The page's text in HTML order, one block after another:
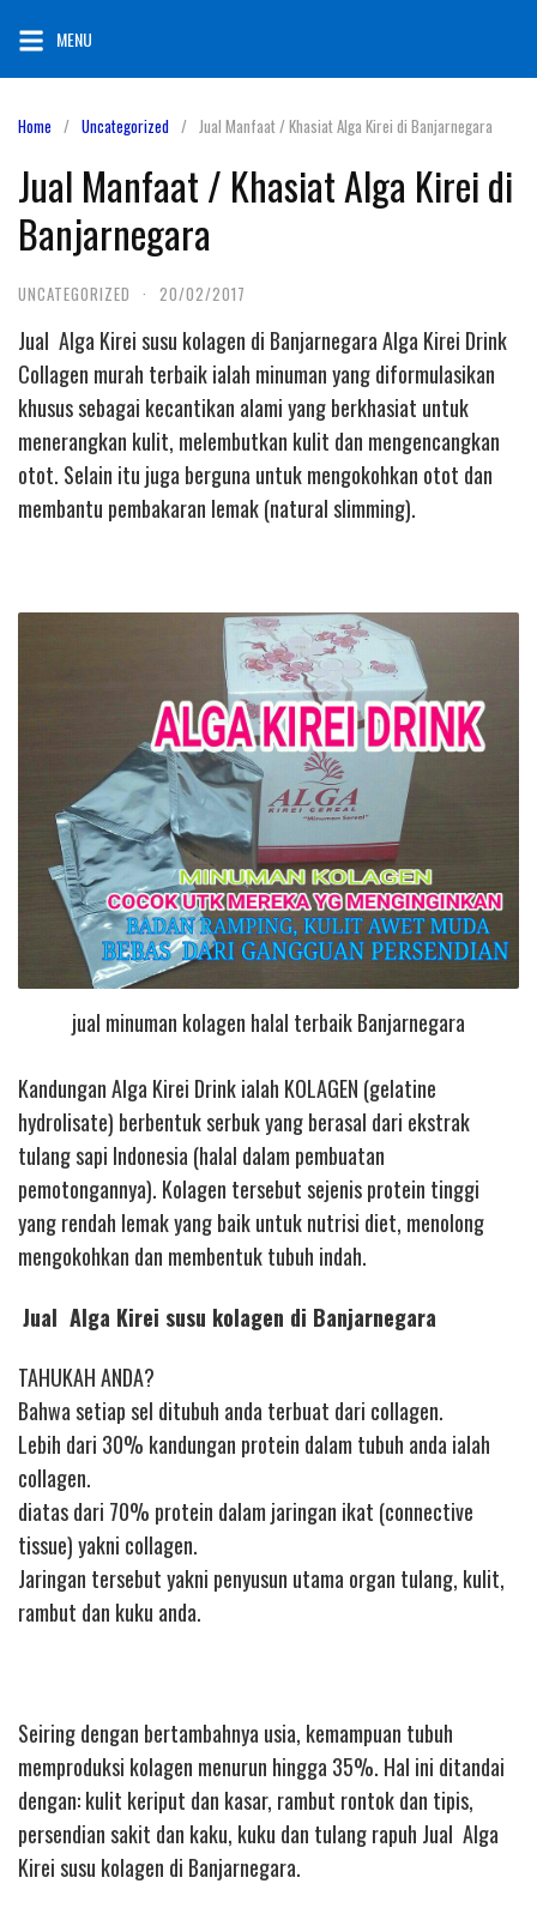
content
MENU
Home Uncategorized Jual Manfaat / Khasiat Alga Kirei di Banjarnegara
Jual Manfaat / Khasiat Alga Kirei di
Banjarnegara
UNCATEGORIZED · 20/02/2017
Jual Alga Kirei susu kolagen di Banjarnegara Alga Kirei Drink
Collagen murah terbaik ialah minuman yang diformulasikan
khusus sebagai kecantikan alami yang berkhasiat untuk
menerangkan kulit, melembutkan kulit dan mengencangkan
otot. Selain itu juga berguna untuk mengokohkan otot dan
membantu pembakaran lemak (natural slimming).
jual minuman kolagen halal terbaik Banjarnegara
Kandungan Alga Kirei Drink ialah KOLAGEN (gelatine
hydrolisate) berbentuk serbuk yang berasal dari ekstrak
tulang sapi Indonesia (halal dalam pembuatan
pemotongannya). Kolagen tersebut sejenis protein tinggi
yang rendah lemak yang baik untuk nutrisi diet, menolong
mengokohkan dan membentuk tubuh indah.
Jual Alga Kirei susu kolagen di Banjarnegara
TAHUKAH ANDA?
Bahwa setiap sel ditubuh anda terbuat dari collagen.
Lebih dari 30% kandungan protein dalam tubuh anda ialah
collagen.
diatas dari 70% protein dalam jaringan ikat (connective
tissue) yakni collagen.
Jaringan tersebut yakni penyusun utama organ tulang, kulit,
rambut dan kuku anda.
Seiring dengan bertambahnya usia, kemampuan tubuh
memproduksi kolagen menurun hingga 35%. Hal ini ditandai
dengan: kulit keriput dan kasar, rambut rontok dan tipis,
persendian sakit dan kaku, kuku dan tulang rapuh Jual Alga
Kirei susu kolagen di Banjarnegara.